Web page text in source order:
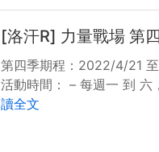
[洛汗R] 力量戰場 第
第四季期程：2022/4/21
活動時間： – 每週一 到 六
讀全文